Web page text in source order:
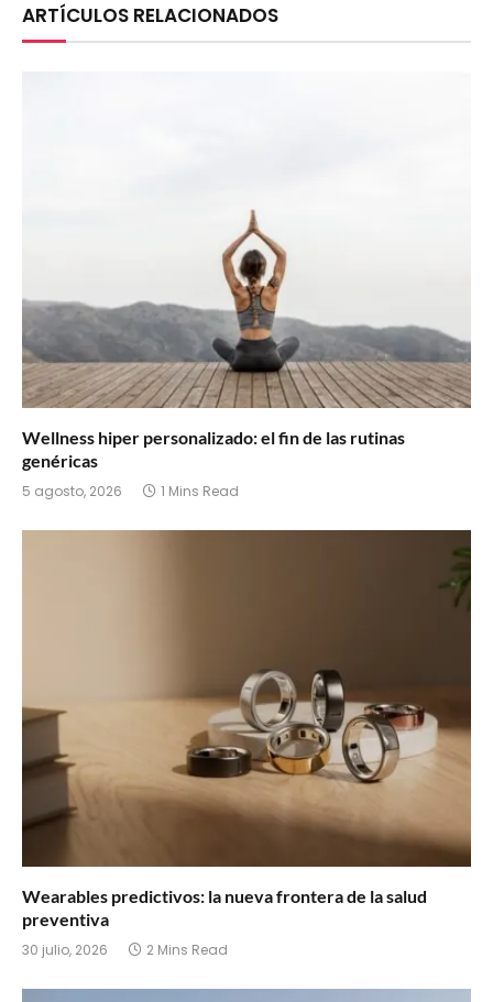
ARTÍCULOS RELACIONADOS
Wellness hiper personalizado: el fin de las rutinas
genéricas
5 agosto, 2026 1 Mins Read
Wearables predictivos: la nueva frontera de la salud
preventiva
30 julio, 2026 2 Mins Read